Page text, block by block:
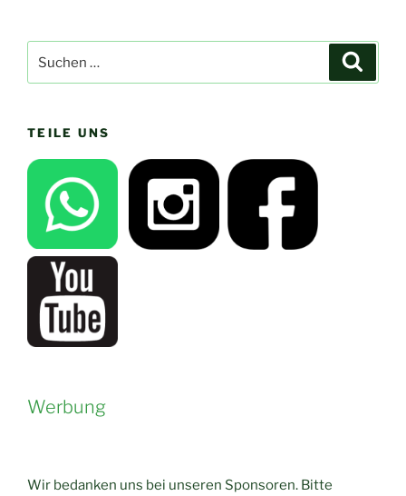
nach:
TEILE UNS
Werbung
Wir bedanken uns bei unseren Sponsoren. Bitte